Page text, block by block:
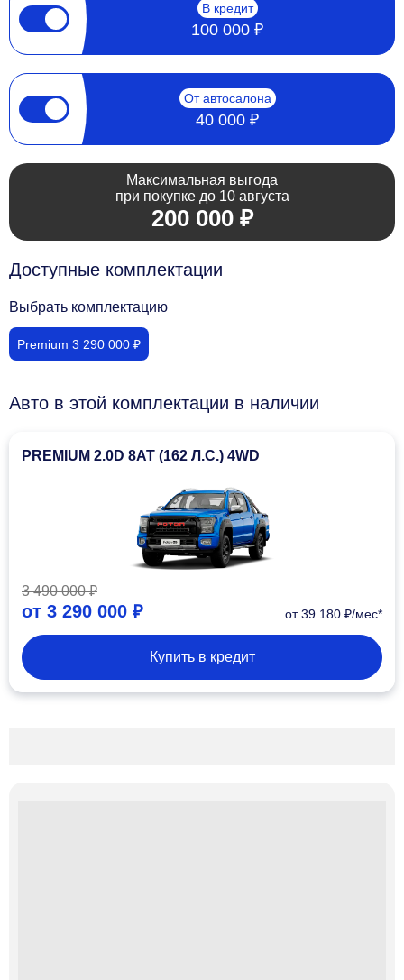
В кредит
100 000 ₽
От автосалона
40 000 ₽
Максимальная выгода
при покупке до 10 августа
200 000 ₽
Доступные комплектации
Выбрать комплектацию
Premium 3 290 000 ₽
Авто в этой комплектации в наличии
PREMIUM 2.0D 8AT (162 Л.С.) 4WD
3 490 000 ₽
от 3 290 000 ₽ от 39 180 ₽/мес*
Купить в кредит